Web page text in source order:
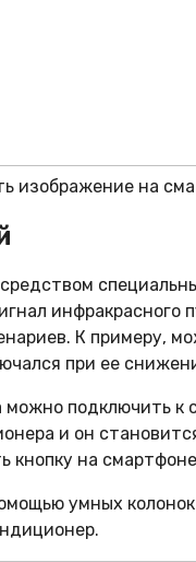
изображение на
К примеру,
при ее
можно подключить
и он
кнопку на
умных